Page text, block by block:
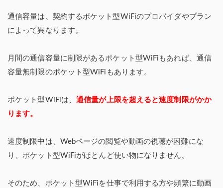
通信容量は、契約するポケット型WiFiのプロバイダやプラン
によって異なります。
月間の通信容量に制限があるポケット型WiFiもあれば、通信
容量無制限のポケット型WiFiもあります。
ポケット型WiFiは、通信量が上限を超えると速度制限がかか
ります。
速度制限中は、Webページの閲覧や動画の視聴が困難にな
り、ポケット型WiFiがほとんど使い物になりません。
そのため、ポケット型WiFiを仕事で利用する方や頻繁に動画